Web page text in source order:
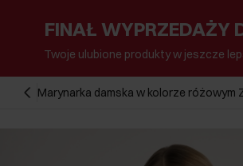
FINAŁ WYPRZEDAŻY
Twoje ulubione produkty w jeszcze
Marynarka damska w kolorze różowym